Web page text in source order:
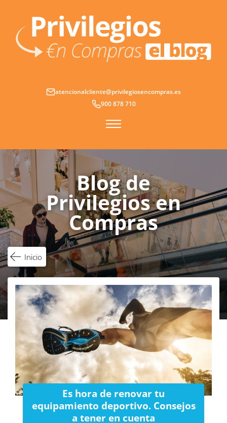
contenido
atencionalcliente@privilegiosencompras.es
900 878 710
Blog de
Privilegios en
Compras
Inicio
Es hora de renovar tu
equipamiento deportivo. Consejos
a tener en cuenta